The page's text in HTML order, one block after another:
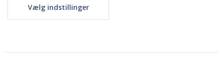
Vælg indstillinger